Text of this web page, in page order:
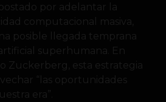
por adelantar la
computacional masiva,
posible llegada temprana
superhumana. En
Zuckerberg, esta estrategia
“las oportunidades
era”.